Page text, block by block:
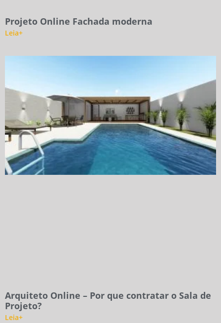
Projeto Online Fachada moderna
Leia+
Arquiteto Online – Por que contratar o Sala de
Projeto?
Leia+